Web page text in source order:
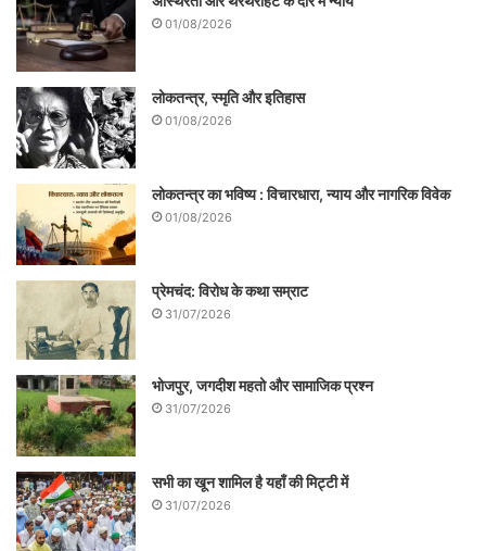
2025 को घोषित किए जाएंगे। जिसके बाद ही साफ
हो पाएगा कि बिहार में किसकी सरकार बनेगी और
किसे हार का सामना करना पड़ेगा।
01/08/2026
लोकतन्त्र, स्मृति और इतिहास
01/08/2026
लोकतन्त्र का भविष्य : विचारधारा, न्याय और नागरिक विवेक
01/08/2026
प्रेमचंद: विरोध के कथा सम्राट
31/07/2026
भोजपुर, जगदीश महतो और सामाजिक प्रश्न
31/07/2026
सभी का खून शामिल है यहाँ की मिट्टी में
31/07/2026